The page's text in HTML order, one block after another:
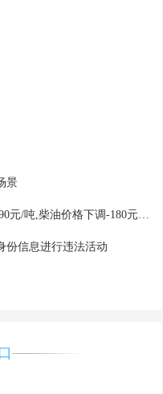
景
国内油价[2024-06-14]汽油价格下调-190元/吨,柴油价格下调-180元/吨,
份信息进行违法活动